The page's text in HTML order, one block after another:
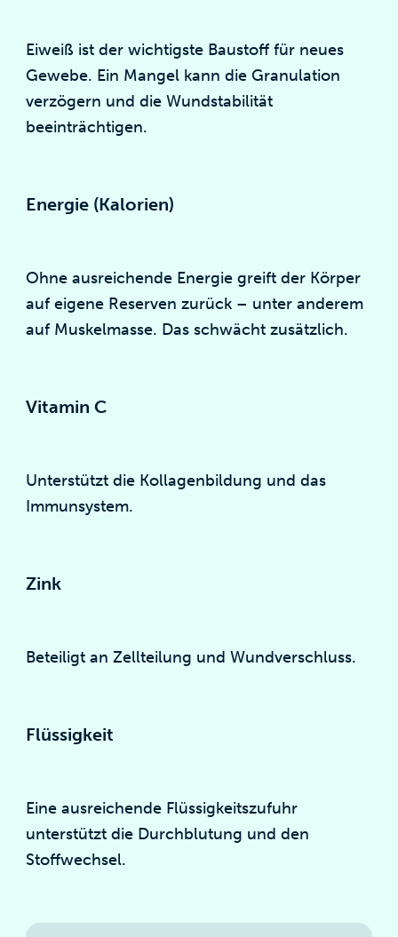
Eiweiß ist der wichtigste Baustoff für neues
Gewebe. Ein Mangel kann die Granulation
verzögern und die Wundstabilität
beeinträchtigen.
Energie (Kalorien)
Ohne ausreichende Energie greift der Körper
auf eigene Reserven zurück – unter anderem
auf Muskelmasse. Das schwächt zusätzlich.
Vitamin C
Unterstützt die Kollagenbildung und das
Immunsystem.
Zink
Beteiligt an Zellteilung und Wundverschluss.
Flüssigkeit
Eine ausreichende Flüssigkeitszufuhr
unterstützt die Durchblutung und den
Stoffwechsel.